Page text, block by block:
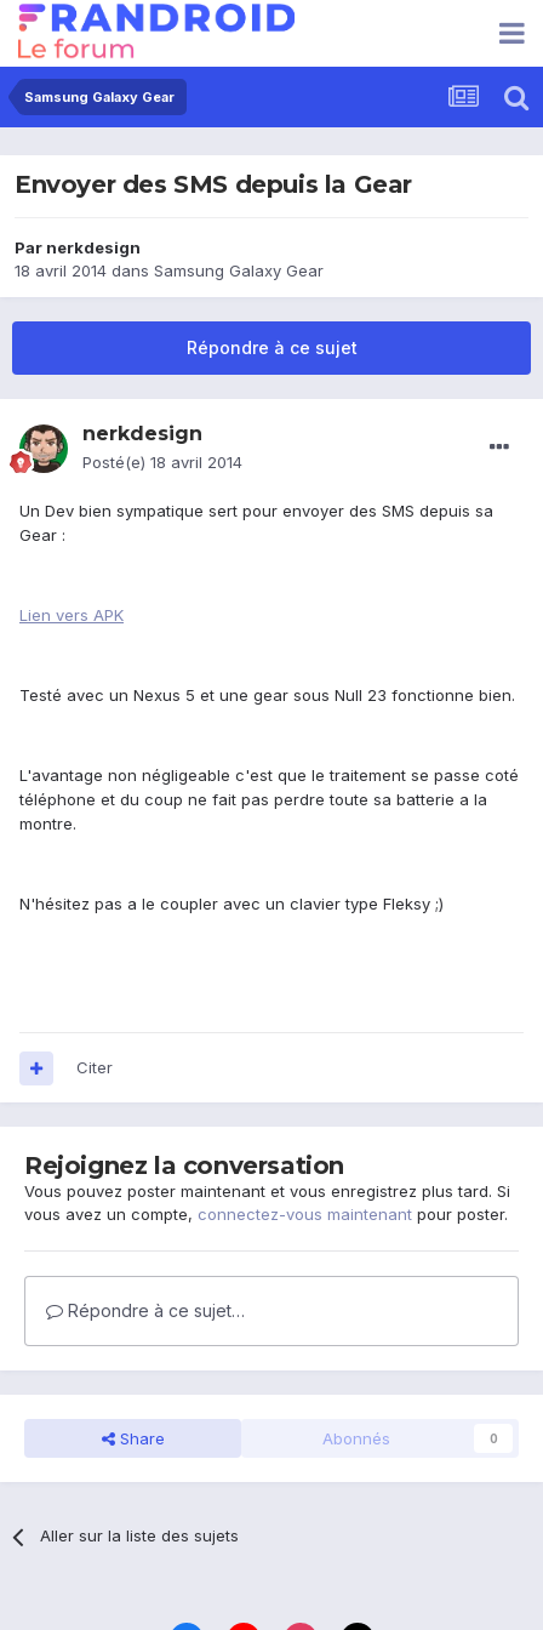
Samsung Galaxy Gear
Envoyer des SMS depuis la Gear
Par nerkdesign
18 avril 2014 dans Samsung Galaxy Gear
Répondre à ce sujet
nerkdesign
Posté(e) 18 avril 2014
Un Dev bien sympatique sert pour envoyer des SMS depuis sa
Gear :
Lien vers APK
Testé avec un Nexus 5 et une gear sous Null 23 fonctionne bien.
L'avantage non négligeable c'est que le traitement se passe coté
téléphone et du coup ne fait pas perdre toute sa batterie a la
montre.
N'hésitez pas a le coupler avec un clavier type Fleksy ;)
Citer
Rejoignez la conversation
Vous pouvez poster maintenant et vous enregistrez plus tard. Si
vous avez un compte, connectez-vous maintenant pour poster.
Répondre à ce sujet…
Share Abonnés 0
Aller sur la liste des sujets